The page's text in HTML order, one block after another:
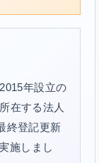
年設立の
在する法人
終登記更新
施しまし